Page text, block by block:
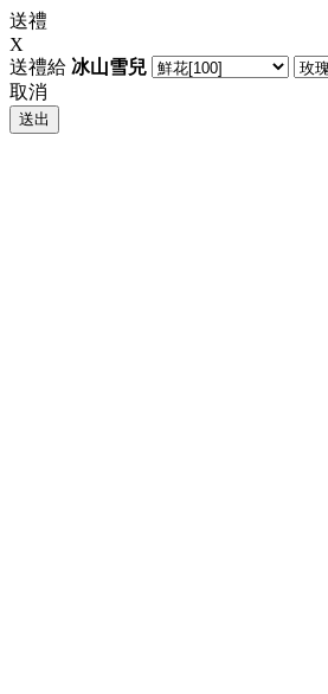
送禮
X
送禮給 冰山雪兒
取消